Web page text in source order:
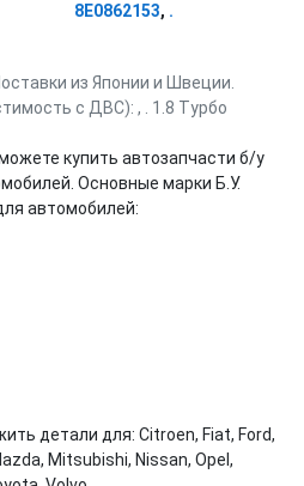
8E0862153, .
из Японии и Швеции.
с ДВС): , . 1.8 Турбо
купить автозапчасти б/у
Основные марки Б.У.
автомобилей:
детали для: Citroen, Fiat, Ford,
Mitsubishi, Nissan, Opel,